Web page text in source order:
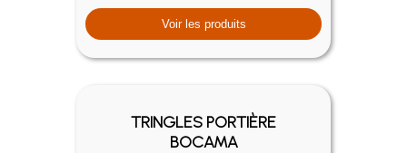
Voir les produits
TRINGLES PORTIÈRE
BOCAMA